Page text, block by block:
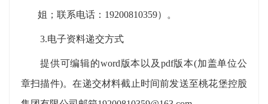
姐；联系电话：19200810359）。
3.电子资料递交方式
提供可编辑的word版本以及pdf版本(加盖单位公
章扫描件)。在递交材料截止时间前发送至桃花堡控股